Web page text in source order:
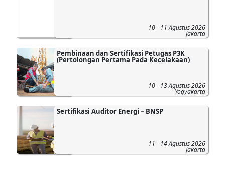
10 - 11 Agustus 2026
Jakarta
Pembinaan dan Sertifikasi Petugas P3K
(Pertolongan Pertama Pada Kecelakaan)
10 - 13 Agustus 2026
Yogyakarta
Sertifikasi Auditor Energi – BNSP
11 - 14 Agustus 2026
Jakarta